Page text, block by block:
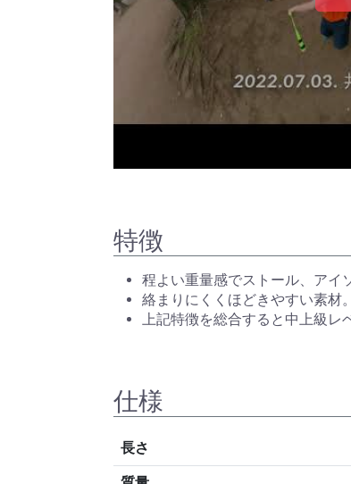
特徴
程よい重量感でストール、アイ
絡まりにくくほどきやすい素材
上記特徴を総合すると中上級
仕様
長さ